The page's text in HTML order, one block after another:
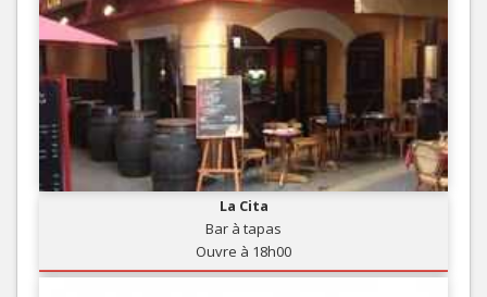
La Cita
Bar à tapas
Ouvre à 18h00